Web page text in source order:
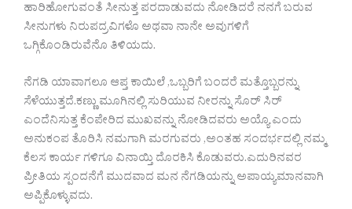
ಹಾರಿಹೋಗುವಂತೆ ಸೀನುತ್ತ ಪರದಾಡುವದು ನೋಡಿದರೆ ನನಗೆ ಬರುವ
ಸೀನುಗಳು ನಿರುಪದ್ರವಿಗಳೊ ಅಥವಾ ನಾನೇ ಅವುಗಳಿಗೆ
ಒಗ್ಗಿಕೊಂಡಿರುವೆನೊ ತಿಳಿಯದು.
ನೆಗಡಿ ಯಾವಾಗಲೂ ಆಪ್ತ ಕಾಯಿಲೆ ,ಒಬ್ಬರಿಗೆ ಬಂದರೆ ಮತ್ತೊಬ್ಬರನ್ನು
ಸೆಳೆಯುತ್ತದೆ.ಕಣ್ಣು ಮೂಗಿನಲ್ಲಿ ಸುರಿಯುವ ನೀರನ್ನು ಸೊರ್ ಸಿರ್
ಎಂದೆನಿಸುತ್ತ ಕೆಂಪೇರಿದ ಮುಖವನ್ನು ನೋಡಿದವರು ಅಯ್ಯೊ ಎಂದು
ಅನುಕಂಪ ತೊರಿಸಿ ನಮಗಾಗಿ ಮರಗುವರು ,ಅಂತಹ ಸಂದರ್ಭದಲ್ಲಿ ನಮ್ಮ
ಕೆಲಸ ಕಾರ್ಯ ಗಳಿಗೂ ವಿನಾಯ್ತಿ ದೊರಕಿಸಿ ಕೊಡುವರು.ಎದುರಿನವರ
ಪ್ರೀತಿಯ ಸ್ಪಂದನೆಗೆ ಮುದವಾದ ಮನ ನೆಗಡಿಯನ್ನು ಅಪಾಯ್ಯಮಾನವಾಗಿ
ಅಪ್ಪಿಕೊಳ್ಳುವದು.